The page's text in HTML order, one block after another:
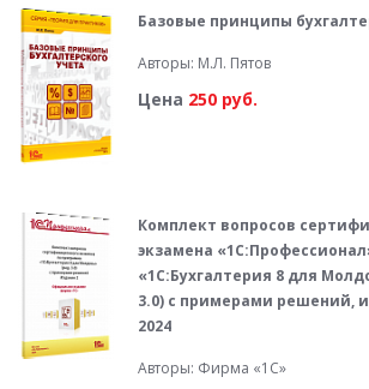
Базовые принципы
Авторы: М.Л. Пятов
Цена 250 руб.
Комплект вопросов
экзамена
«1С:Бухгалтерия 8 для
3.0) с примерами решений,
2024
Авторы: Фирма «1С»